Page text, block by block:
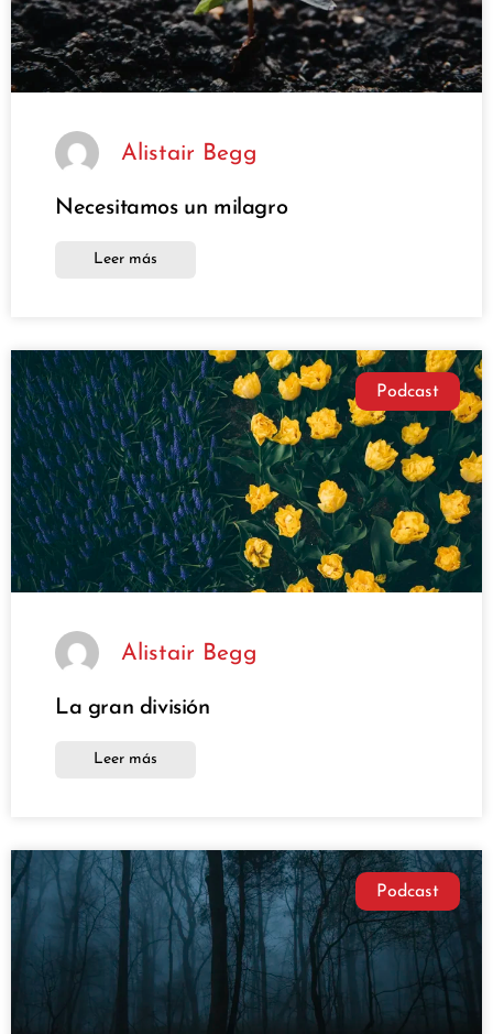
Alistair Begg
Necesitamos un milagro
Leer más
Podcast
Alistair Begg
La gran división
Leer más
Podcast